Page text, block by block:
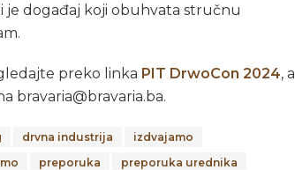
je događaj koji obuhvata stručnu
preko linka PIT DrwoCon 2024, a
bravaria@bravaria.ba.
drvna industrija
izdvajamo
preporuka
preporuka urednika